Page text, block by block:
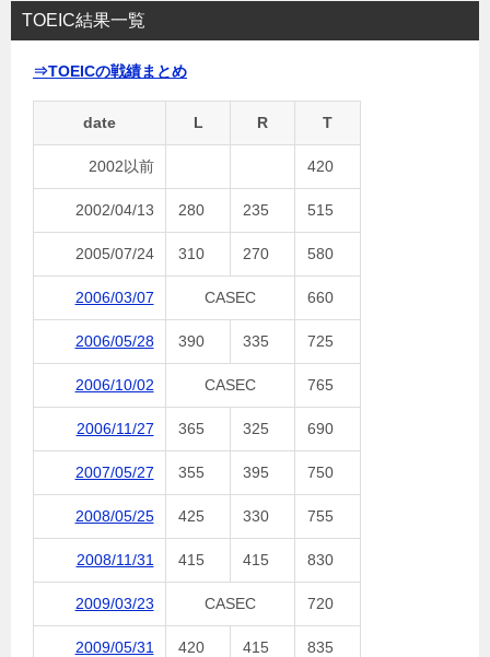
TOEIC結果一覧
⇒TOEICの戦績まとめ
date L R T
2002以前 420
2002/04/13 280 235 515
2005/07/24 310 270 580
2006/03/07 CASEC 660
2006/05/28 390 335 725
2006/10/02 CASEC 765
2006/11/27 365 325 690
2007/05/27 355 395 750
2008/05/25 425 330 755
2008/11/31 415 415 830
2009/03/23 CASEC 720
2009/05/31 420 415 835